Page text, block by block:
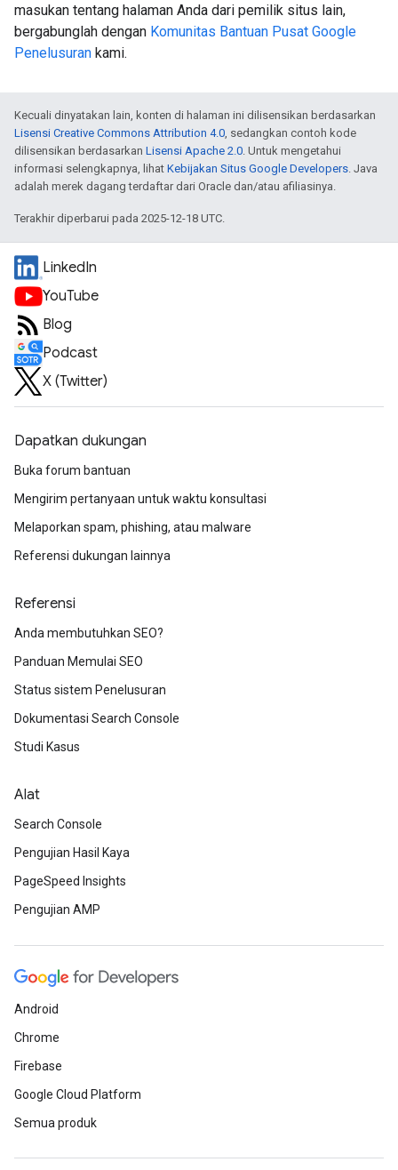
masukan tentang halaman Anda dari pemilik situs lain,
bergabunglah dengan Komunitas Bantuan Pusat Google
Penelusuran kami.
Kecuali dinyatakan lain, konten di halaman ini dilisensikan berdasarkan
Lisensi Creative Commons Attribution 4.0, sedangkan contoh kode
dilisensikan berdasarkan Lisensi Apache 2.0. Untuk mengetahui
informasi selengkapnya, lihat Kebijakan Situs Google Developers. Java
adalah merek dagang terdaftar dari Oracle dan/atau afiliasinya.
Terakhir diperbarui pada 2025-12-18 UTC.
LinkedIn
YouTube
Blog
Podcast
X (Twitter)
Dapatkan dukungan
Buka forum bantuan
Mengirim pertanyaan untuk waktu konsultasi
Melaporkan spam, phishing, atau malware
Referensi dukungan lainnya
Referensi
Anda membutuhkan SEO?
Panduan Memulai SEO
Status sistem Penelusuran
Dokumentasi Search Console
Studi Kasus
Alat
Search Console
Pengujian Hasil Kaya
PageSpeed Insights
Pengujian AMP
Android
Chrome
Firebase
Google Cloud Platform
Semua produk